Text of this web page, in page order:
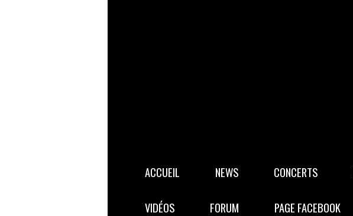
ACCUEIL NEWS CONCERTS
VIDÉOS FORUM PAGE FACEBOOK